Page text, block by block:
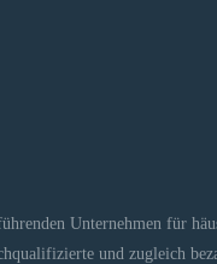
Unternehmen für
und zugleich